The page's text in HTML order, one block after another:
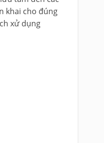
khai cho đúng
xử dụng